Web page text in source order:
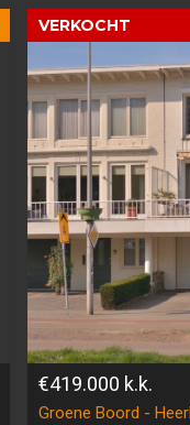
VERKOCHT
€419.000 k.k.
Groene Boord -